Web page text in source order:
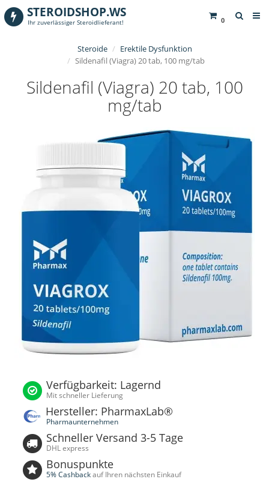
0
STEROIDSHOP.WS
Ihr zuverlässiger Steroidlieferant!
Steroide
Erektile Dysfunktion
Sildenafil (Viagra) 20 tab, 100 mg/tab
Sildenafil (Viagra) 20 tab, 100
mg/tab
Verfügbarkeit: Lagernd
Mit schneller Lieferung
Hersteller: PharmaxLab®
Pharmaunternehmen
Schneller Versand 3-5 Tage
DHL express
Bonuspunkte
5% Cashbackauf Ihren nächsten Einkauf